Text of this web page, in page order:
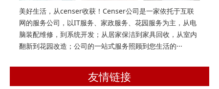
美好生活，从censer收获！Censer公司是一家依托于互联
网的服务公司，以IT服务、家政服务、花园服务为主，从电
脑装配维修，到系统开发；从居家保洁到家具回收，从室内
翻新到花园改造；公司的一站式服务照顾到您生活的···
友情链接